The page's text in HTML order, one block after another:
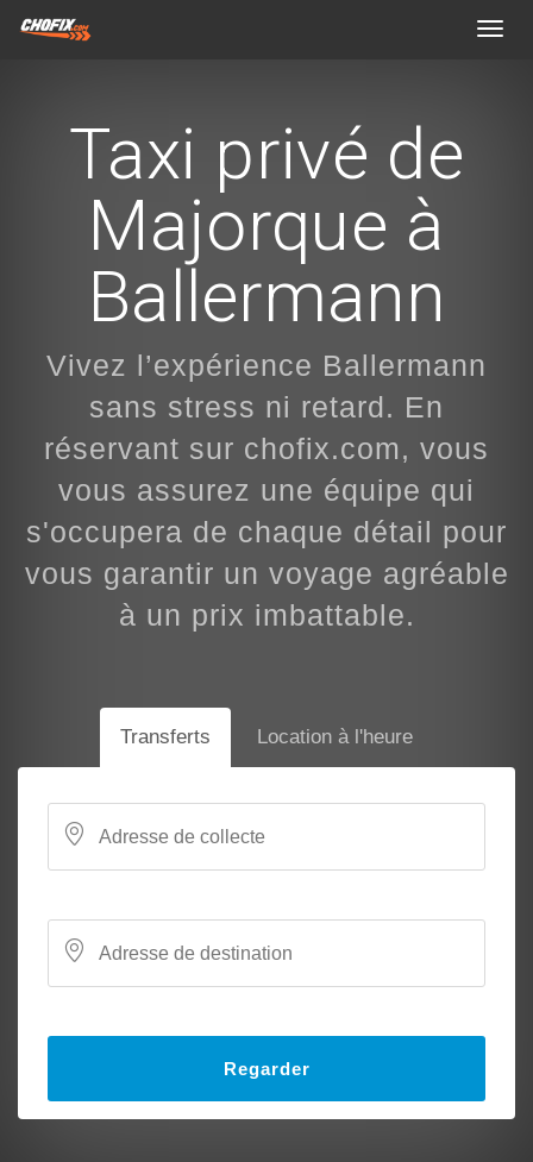
Taxi privé de
Majorque à
Ballermann
Vivez l’expérience Ballermann
sans stress ni retard. En
réservant sur chofix.com, vous
vous assurez une équipe qui
s'occupera de chaque détail pour
vous garantir un voyage agréable
à un prix imbattable.
Transferts Location à l'heure
Regarder